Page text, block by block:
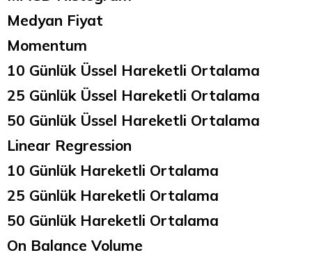
Medyan Fiyat
Momentum
10 Günlük Üssel Hareketli Ortalama
25 Günlük Üssel Hareketli Ortalama
50 Günlük Üssel Hareketli Ortalama
Linear Regression
10 Günlük Hareketli Ortalama
25 Günlük Hareketli Ortalama
50 Günlük Hareketli Ortalama
On Balance Volume